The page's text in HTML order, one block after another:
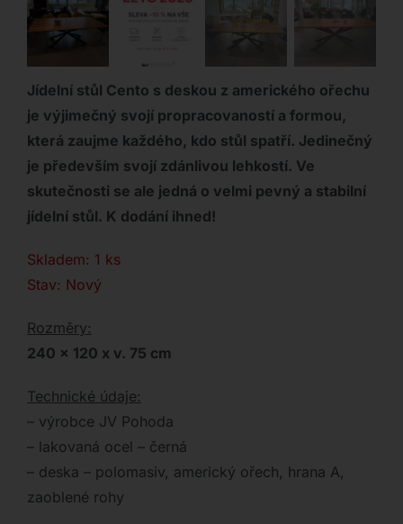
Jídelní stůl Cento s deskou z amerického ořechu
je výjimečný svojí propracovaností a formou,
která zaujme každého, kdo stůl spatří. Jedinečný
je především svojí zdánlivou lehkostí. Ve
skutečnosti se ale jedná o velmi pevný a stabilní
jídelní stůl. K dodání ihned!
Skladem: 1 ks
Stav: Nový
Rozměry:
240 x 120 x v. 75 cm
Technické údaje:
– výrobce JV Pohoda
– lakovaná ocel – černá
– deska – polomasiv, americký ořech, hrana A,
zaoblené rohy